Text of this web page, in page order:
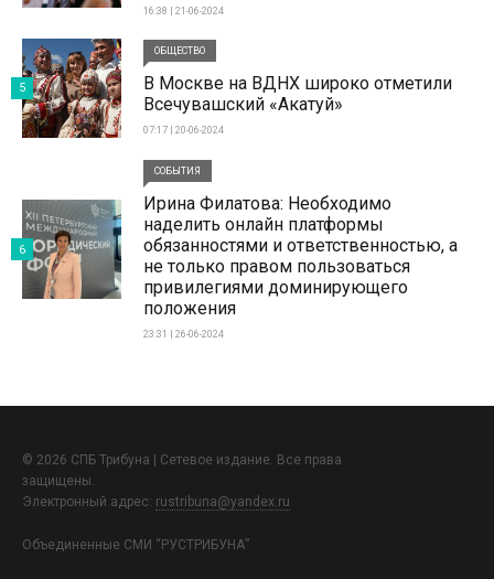
16:38 | 21-06-2024
ОБЩЕСТВО
В Москве на ВДНХ широко отметили
Всечувашский «Акатуй»
07:17 | 20-06-2024
5
СОБЫТИЯ
Ирина Филатова: Необходимо
наделить онлайн платформы
обязанностями и ответственностью, а
не только правом пользоваться
привилегиями доминирующего
положения
23:31 | 26-06-2024
6
© 2026 СПБ Трибуна | Сетевое издание. Все права
защищены.
Электронный адрес: rustribuna@yandex.ru
Объединенные СМИ “РУСТРИБУНА”